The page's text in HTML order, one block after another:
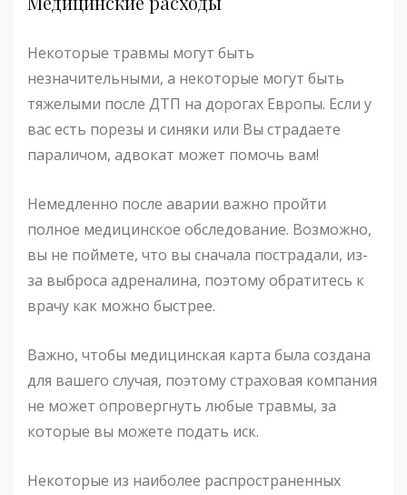
Некоторые травмы могут быть
незначительными, а некоторые могут быть
тяжелыми после ДТП на дорогах Европы. Если у
вас есть порезы и синяки или Вы страдаете
параличом, адвокат может помочь вам!
Немедленно после аварии важно пройти
полное медицинское обследование. Возможно,
вы не поймете, что вы сначала пострадали, из-
за выброса адреналина, поэтому обратитесь к
врачу как можно быстрее.
Важно, чтобы медицинская карта была создана
для вашего случая, поэтому страховая компания
не может опровергнуть любые травмы, за
которые вы можете подать иск.
Некоторые из наиболее распространенных